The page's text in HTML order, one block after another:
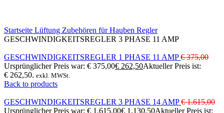
Startseite Lüftung Zubehören für Hauben Regler
GESCHWINDIGKEITSREGLER 3 PHASE 11 AMP
GESCHWINDIGKEITSREGLER 1 PHASE 11 AMP€375,00
Ursprünglicher Preis war: € 375,00€ 262,50Aktueller Preis ist:
€ 262,50. exkl. MWSt.
Back to products
GESCHWINDIGKEITSREGLER 3 PHASE 14 AMP€1.615,00
Ursprünglicher Preis war: € 1.615,00€ 1.130,50Aktueller Preis ist: